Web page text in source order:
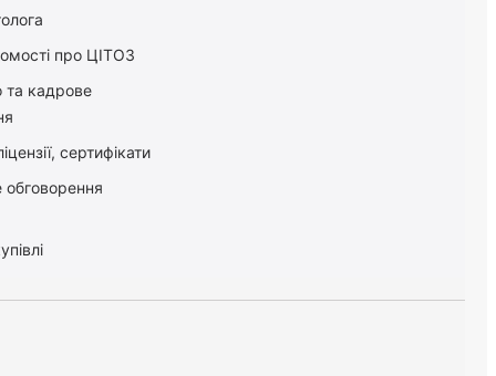
про ЦІТОЗ
та кадрове
сертифікати